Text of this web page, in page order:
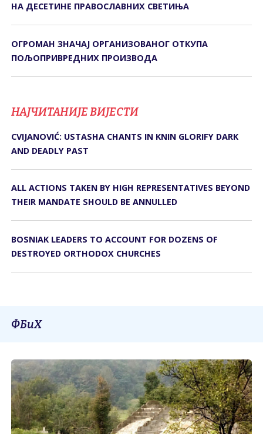
НА ДЕСЕТИНЕ ПРАВОСЛАВНИХ СВЕТИЊА
ОГРОМАН ЗНАЧАЈ ОРГАНИЗОВАНОГ ОТКУПА
ПОЉОПРИВРЕДНИХ ПРОИЗВОДА
НАЈЧИТАНИЈЕ ВИЈЕСТИ
CVIJANOVIĆ: USTASHA CHANTS IN KNIN GLORIFY DARK
AND DEADLY PAST
ALL ACTIONS TAKEN BY HIGH REPRESENTATIVES BEYOND
THEIR MANDATE SHOULD BE ANNULLED
BOSNIAK LEADERS TO ACCOUNT FOR DOZENS OF
DESTROYED ORTHODOX CHURCHES
ФБиХ